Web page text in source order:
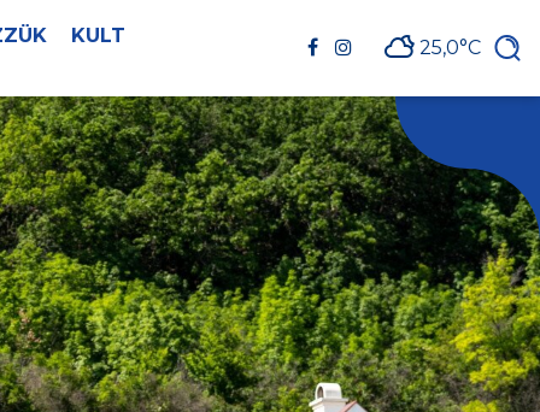
KULT
25,0°C